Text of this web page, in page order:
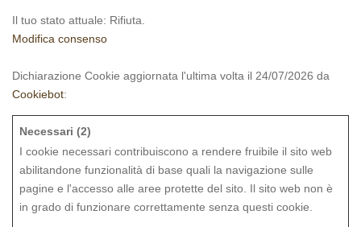
Il tuo stato attuale: Rifiuta.
Modifica consenso
Dichiarazione Cookie aggiornata l'ultima volta il 24/07/2026 da
Cookiebot:
Necessari (2)
I cookie necessari contribuiscono a rendere fruibile il sito web
abilitandone funzionalità di base quali la navigazione sulle
pagine e l'accesso alle aree protette del sito. Il sito web non è
in grado di funzionare correttamente senza questi cookie.